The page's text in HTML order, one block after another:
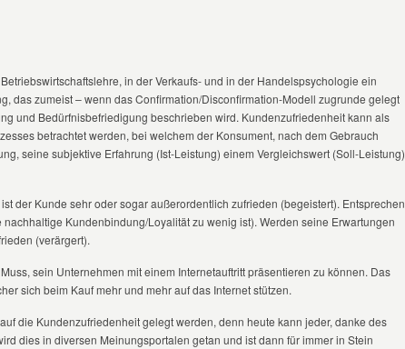
in der Verkaufs- und in der Handelspsychologie ein
das zumeist – wenn das Confirmation/Disconfirmation-Modell zugrunde gelegt
und Bedürfnisbefriedigung beschrieben wird. Kundenzufriedenheit kann als
betrachtet werden, bei welchem der Konsument, nach dem Gebrauch
seine subjektive Erfahrung (Ist-Leistung) einem Vergleichswert (Soll-Leistung)
der Kunde sehr oder sogar außerordentlich zufrieden (begeistert). Entsprechen
Kundenbindung/Loyalität zu wenig ist). Werden seine Erwartungen
(verärgert).
sein Unternehmen mit einem Internetauftritt präsentieren zu können. Das
sich beim Kauf mehr und mehr auf das Internet stützen.
die Kundenzufriedenheit gelegt werden, denn heute kann jeder, danke des
dies in diversen Meinungsportalen getan und ist dann für immer in Stein